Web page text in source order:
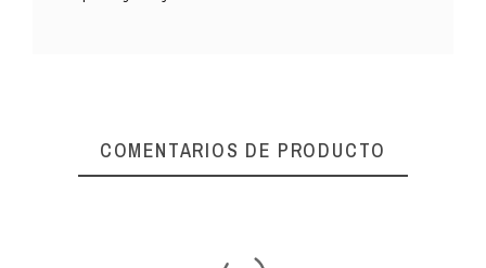
COMENTARIOS DE PRODUCTO